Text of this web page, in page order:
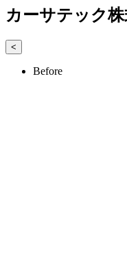
カーサテック
<
Before